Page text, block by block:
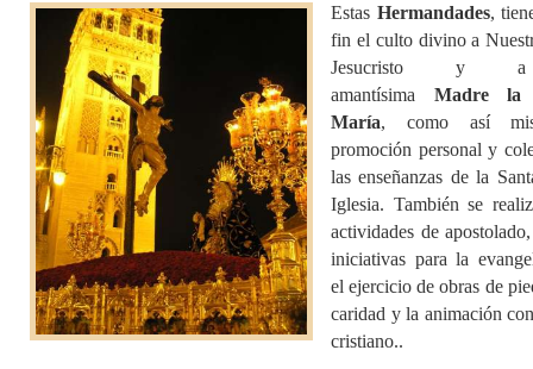
Estas Hermandades,
fin el culto divino a
Jesucristo y
amantísima Madre la
María, como así
promoción personal y
las enseñanzas de la
Iglesia. También se
actividades de
iniciativas para la
el ejercicio de obras de
caridad y la animación
cristiano..